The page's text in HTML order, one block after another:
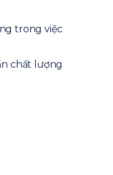
trong việc
chất lượng